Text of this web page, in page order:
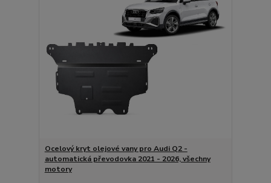
Ocelový kryt olejové vany pro Audi Q2 -
automatická převodovka 2021 - 2026, všechny
motory